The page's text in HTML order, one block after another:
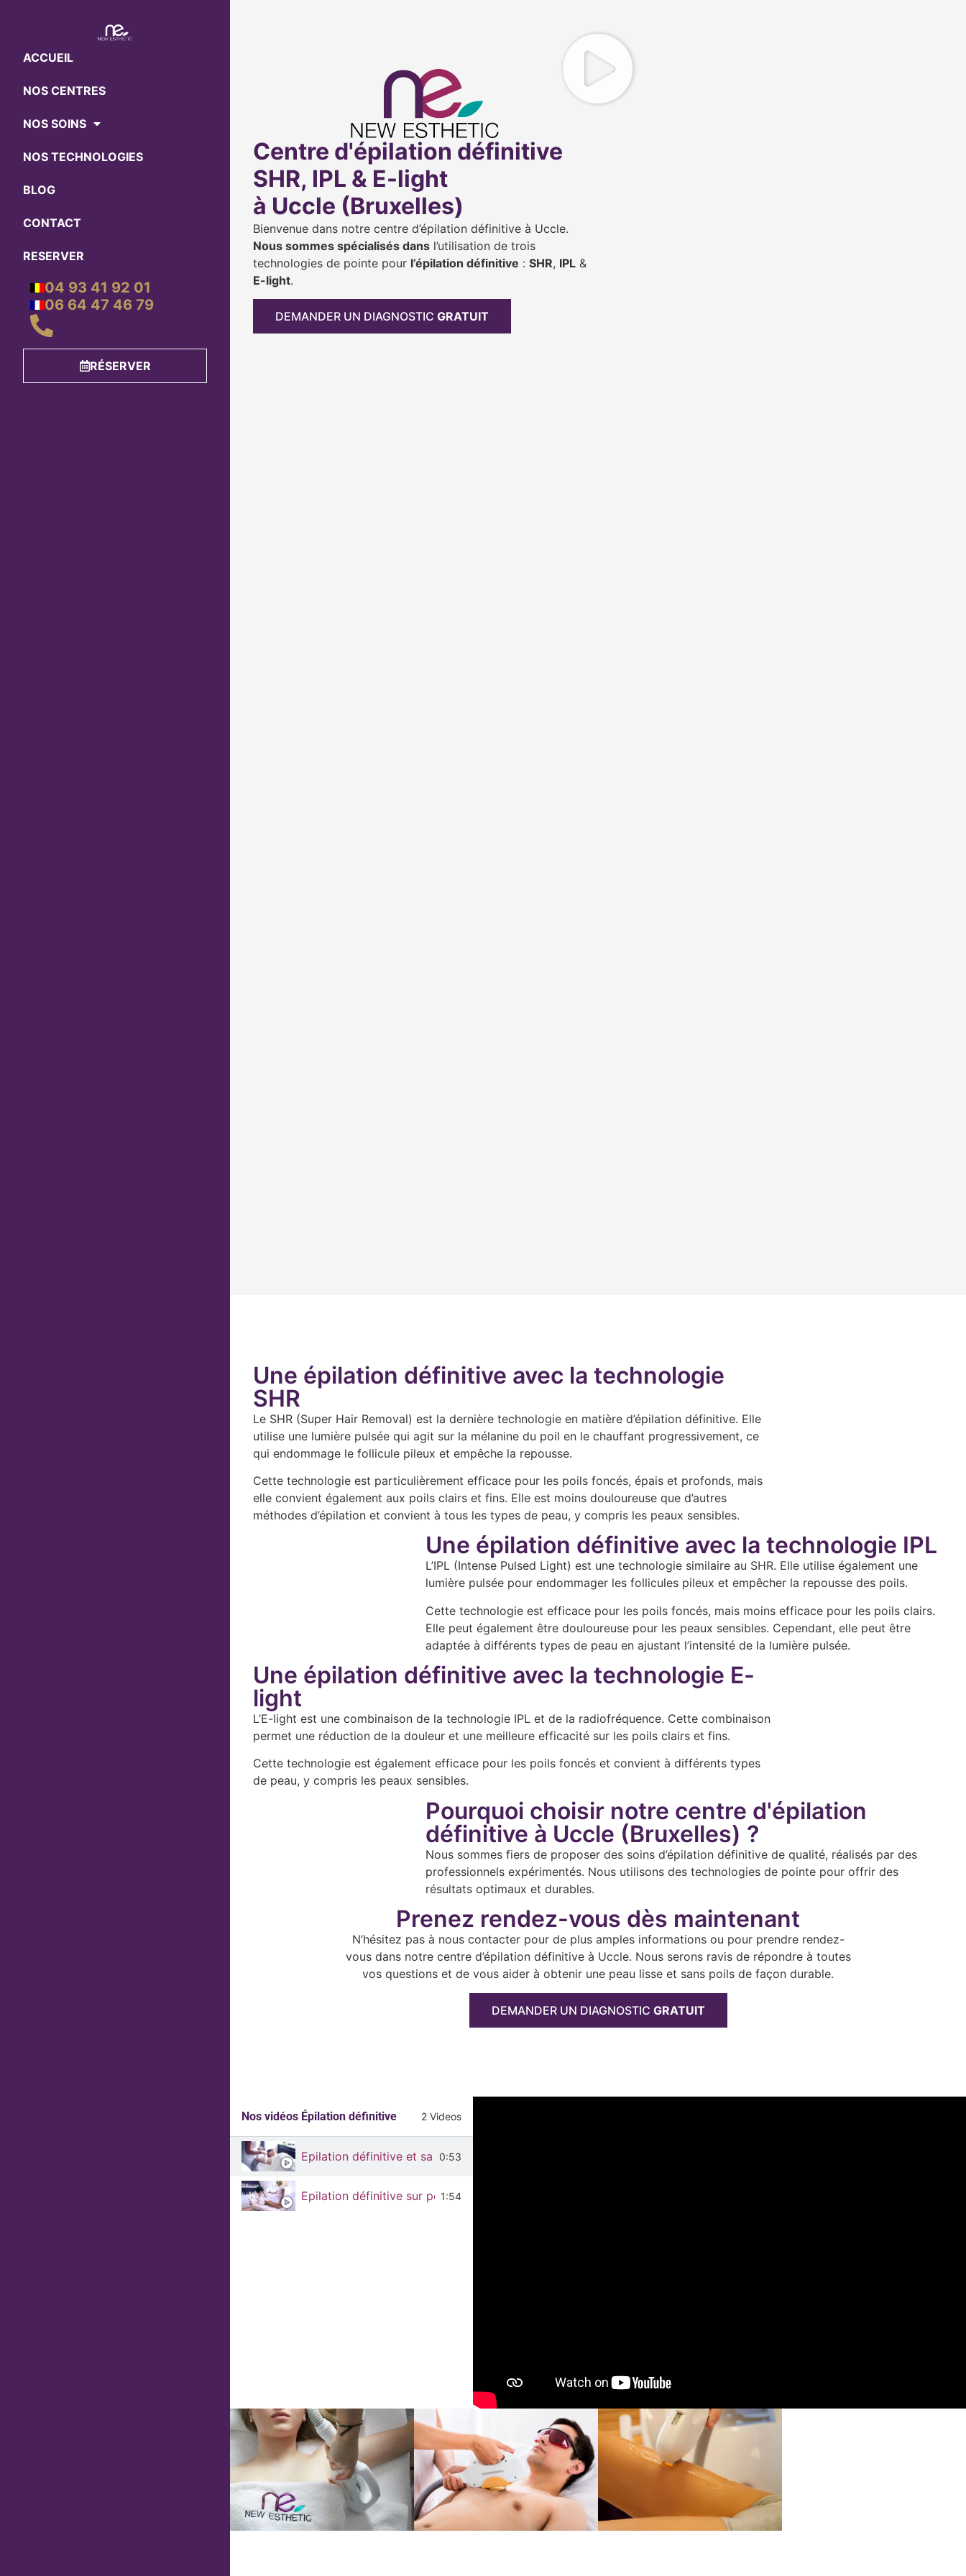
ACCUEIL
NOS CENTRES
NOS SOINS
NOS TECHNOLOGIES
BLOG
CONTACT
RESERVER
04 93 41 92 01
06 64 47 46 79
RÉSERVER
Centre d'épilation définitive
SHR, IPL & E-light
à Uccle (Bruxelles)
Bienvenue dans notre centre d’épilation définitive à Uccle.
Nous sommes spécialisés dans l’utilisation de trois
technologies de pointe pour l’épilation définitive : SHR, IPL &
E-light.
DEMANDER UN DIAGNOSTIC GRATUIT
Une épilation définitive avec la technologie
SHR
Le SHR (Super Hair Removal) est la dernière technologie en matière d’épilation définitive. Elle
utilise une lumière pulsée qui agit sur la mélanine du poil en le chauffant progressivement, ce
qui endommage le follicule pileux et empêche la repousse.
Cette technologie est particulièrement efficace pour les poils foncés, épais et profonds, mais
elle convient également aux poils clairs et fins. Elle est moins douloureuse que d’autres
méthodes d’épilation et convient à tous les types de peau, y compris les peaux sensibles.
Une épilation définitive avec la technologie IPL
L’IPL (Intense Pulsed Light) est une technologie similaire au SHR. Elle utilise également une
lumière pulsée pour endommager les follicules pileux et empêcher la repousse des poils.
Cette technologie est efficace pour les poils foncés, mais moins efficace pour les poils clairs.
Elle peut également être douloureuse pour les peaux sensibles. Cependant, elle peut être
adaptée à différents types de peau en ajustant l’intensité de la lumière pulsée.
Une épilation définitive avec la technologie E-
light
L’E-light est une combinaison de la technologie IPL et de la radiofréquence. Cette combinaison
permet une réduction de la douleur et une meilleure efficacité sur les poils clairs et fins.
Cette technologie est également efficace pour les poils foncés et convient à différents types
de peau, y compris les peaux sensibles.
Pourquoi choisir notre centre d'épilation
définitive à Uccle (Bruxelles) ?
Nous sommes fiers de proposer des soins d’épilation définitive de qualité, réalisés par des
professionnels expérimentés. Nous utilisons des technologies de pointe pour offrir des
résultats optimaux et durables.
Prenez rendez-vous dès maintenant
N’hésitez pas à nous contacter pour de plus amples informations ou pour prendre rendez-
vous dans notre centre d’épilation définitive à Uccle. Nous serons ravis de répondre à toutes
vos questions et de vous aider à obtenir une peau lisse et sans poils de façon durable.
DEMANDER UN DIAGNOSTIC GRATUIT
Nos vidéos Épilation définitive 2 Videos
Epilation définitive et sans douleur
0:53
Epilation définitive sur peaux mattes et foncées
1:54